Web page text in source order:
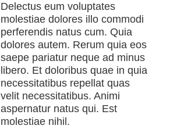
Delectus eum voluptates
molestiae dolores illo commodi
perferendis natus cum. Quia
dolores autem. Rerum quia eos
saepe pariatur neque ad minus
libero. Et doloribus quae in quia
necessitatibus repellat quas
velit necessitatibus. Animi
aspernatur natus qui. Est
molestiae nihil.